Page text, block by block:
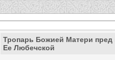
Тропарь Божией Матери пред
Ее Любечской